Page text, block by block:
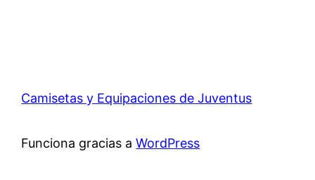
Camisetas y Equipaciones de Juventus
Funciona gracias aWordPress